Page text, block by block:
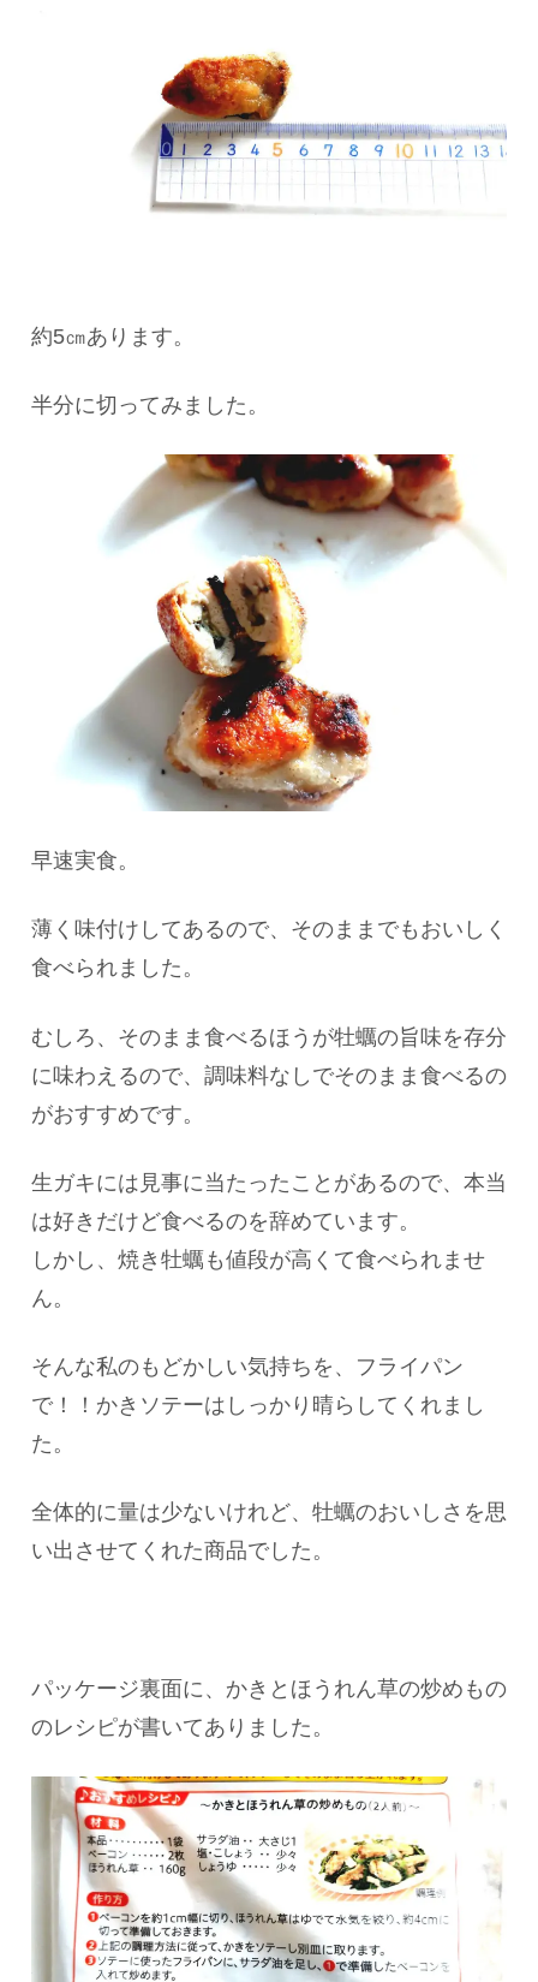
約5㎝あります。
半分に切ってみました。
早速実食。
薄く味付けしてあるので、そのままでもおいしく
食べられました。
むしろ、そのまま食べるほうが牡蠣の旨味を存分
に味わえるので、調味料なしでそのまま食べるの
がおすすめです。
生ガキには見事に当たったことがあるので、本当
は好きだけど食べるのを辞めています。
しかし、焼き牡蠣も値段が高くて食べられませ
ん。
そんな私のもどかしい気持ちを、フライパン
で！！かきソテーはしっかり晴らしてくれまし
た。
全体的に量は少ないけれど、牡蠣のおいしさを思
い出させてくれた商品でした。
パッケージ裏面に、かきとほうれん草の炒めもの
のレシピが書いてありました。